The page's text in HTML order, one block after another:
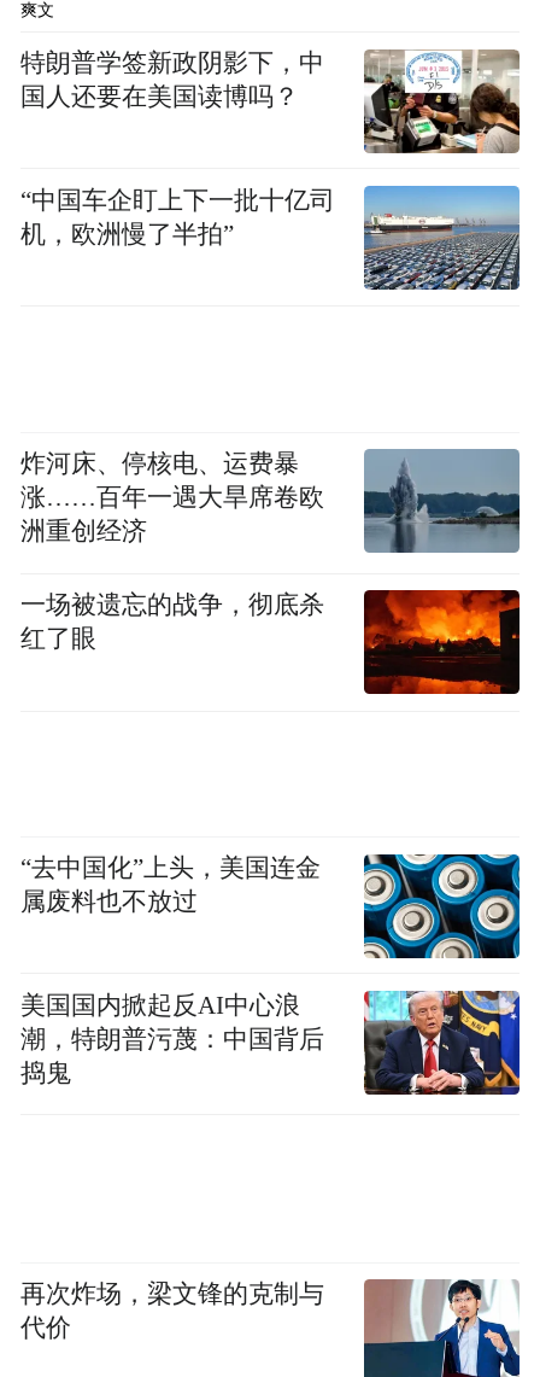
爽文
特朗普学签新政阴影下，中
国人还要在美国读博吗？
“中国车企盯上下一批十亿司
机，欧洲慢了半拍”
炸河床、停核电、运费暴
涨……百年一遇大旱席卷欧
洲重创经济
一场被遗忘的战争，彻底杀
红了眼
“去中国化”上头，美国连金
属废料也不放过
美国国内掀起反AI中心浪
潮，特朗普污蔑：中国背后
捣鬼
再次炸场，梁文锋的克制与
代价